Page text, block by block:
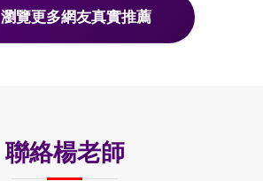
瀏覽更多網友真實推薦
聯絡楊老師